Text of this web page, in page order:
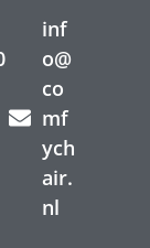
inf
o@
co
mf
ych
air.
nl